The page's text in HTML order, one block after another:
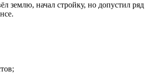
землю, начал стройку, но допустил ряд